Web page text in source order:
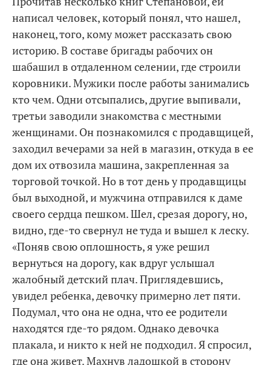
написал человек, который понял, что нашел,
наконец, того, кому может рассказать свою
историю. В составе бригады рабочих он
шабашил в отдаленном селении, где строили
коровники. Мужики после работы занимались
кто чем. Одни отсыпались, другие выпивали,
третьи заводили знакомства с местными
женщинами. Он познакомился с продавщицей,
заходил вечерами за ней в магазин, откуда в ее
дом их отвозила машина, закрепленная за
торговой точкой. Но в тот день у продавщицы
был выходной, и мужчина отправился к даме
своего сердца пешком. Шел, срезая дорогу, но,
видно, где-то свернул не туда и вышел к леску.
«Поняв свою оплошность, я уже решил
вернуться на дорогу, как вдруг услышал
жалобный детский плач. Приглядевшись,
увидел ребенка, девочку примерно лет пяти.
Подумал, что она не одна, что ее родители
находятся где-то рядом. Однако девочка
плакала, и никто к ней не подходил. Я спросил,
где она живет. Махнув ладошкой в сторону